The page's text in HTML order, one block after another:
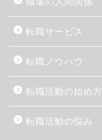
転職サービス
転職ノウハウ
転職活動の始め方
転職活動の悩み